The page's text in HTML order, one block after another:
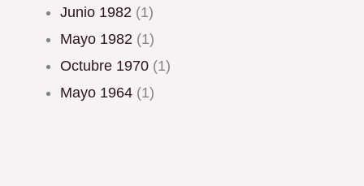
junio 1982 (1)
mayo 1982 (1)
octubre 1970 (1)
mayo 1964 (1)